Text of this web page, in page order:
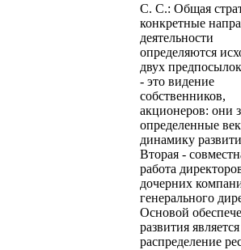
С. С.: Общая
конкретные
деятельности
определяются
двух
- это видение
собственников,
акционеров: они
определенные
динамику
Вторая -
работа
дочерних
генерального
Основой
развития
распределение